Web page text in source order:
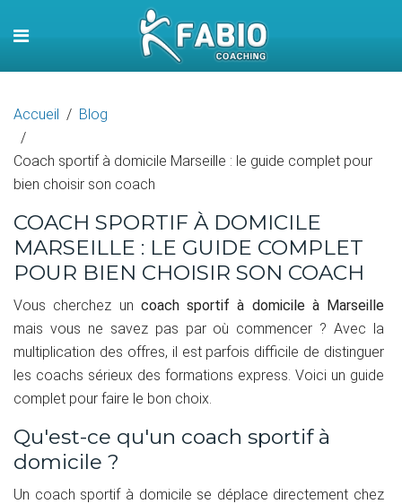
Accueil Blog
Coach sportif à domicile Marseille : le guide complet pour
bien choisir son coach
COACH SPORTIF À DOMICILE
MARSEILLE : LE GUIDE COMPLET
POUR BIEN CHOISIR SON COACH
Vous cherchez un coach sportif à domicile à Marseille
mais vous ne savez pas par où commencer ? Avec la
multiplication des offres, il est parfois difficile de distinguer
les coachs sérieux des formations express. Voici un guide
complet pour faire le bon choix.
Qu'est-ce qu'un coach sportif à
domicile ?
Un coach sportif à domicile se déplace directement chez